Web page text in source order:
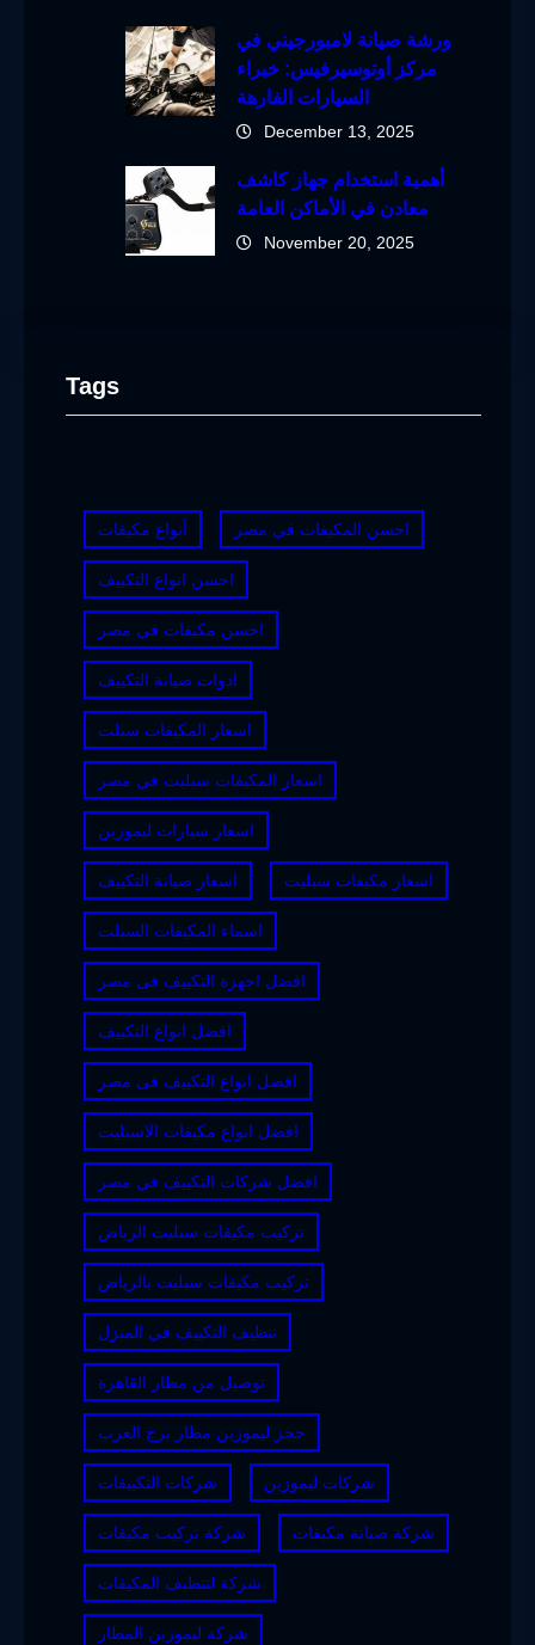
ورشة صيانة لامبورجيني في
مركز أوتوسيرفيس: خبراء
السيارات الفارهة
December 13, 2025
أهمية استخدام جهاز كاشف
معادن في الأماكن العامة
November 20, 2025
Tags
أنواع مكيفات احسن المكيفات في مصر
احسن انواع التكييف
احسن مكيفات في مصر
ادوات صيانة التكييف
اسعار المكيفات سبلت
اسعار المكيفات سبليت في مصر
اسعار سيارات ليموزين
اسعار صيانة التكييف اسعار مكيفات سبليت
اسماء المكيفات السبلت
افضل اجهزة التكييف فى مصر
افضل انواع التكييف
افضل انواع التكييف فى مصر
افضل انواع مكيفات الاسبليت
افضل شركات التكييف في مصر
تركيب مكيفات سبليت الرياض
تركيب مكيفات سبليت بالرياض
تنظيف التكييف في المنزل
توصيل من مطار القاهرة
حجز ليموزين مطار برج العرب
شركات التكييفات شركات ليموزين
شركة تركيب مكيفات شركة صيانة مكيفات
شركة لتنظيف المكيفات
شركة ليموزين المطار